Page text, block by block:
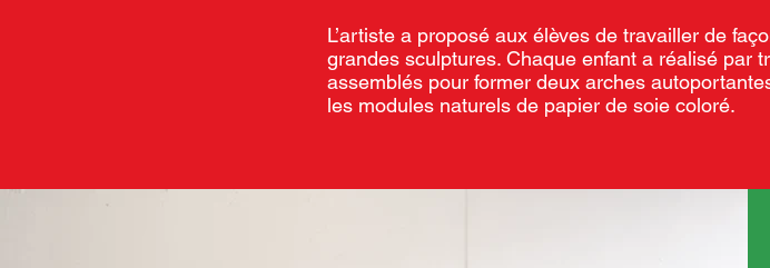
L’artiste a proposé aux élèves de travailler de
grandes sculptures. Chaque enfant a réalisé par
assemblés pour former deux arches
les modules naturels de papier de soie coloré.